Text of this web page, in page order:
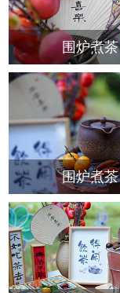
围炉煮茶
围炉煮茶